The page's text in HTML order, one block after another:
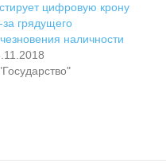
цифровую крону
за грядущего
наличности